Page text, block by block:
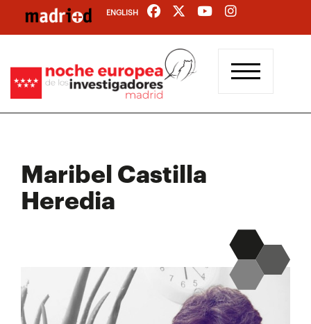
contenido
ENGLISH
Maribel Castilla
Heredia